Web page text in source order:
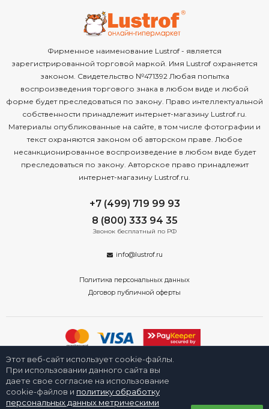
Фирменное наименование Lustrof - является
зарегистрированной торговой маркой. Имя Lustrof охраняется
законом. Свидетельство №471392 Любая попытка
воспроизведения торгового знака в любом виде и любой
форме будет преследоваться по закону. Право интеллектуальной
собственности принадлежит интернет-магазину Lustrof.ru.
Материалы опубликованные на сайте, в том числе фотографии и
текст охраняются законом об авторском праве. Любое
несанкционированное воспроизведение в любом виде будет
преследоваться по закону. Авторское право принадлежит
интернет-магазину Lustrof.ru.
+7 (499) 719 99 93
8 (800) 333 94 35
Звонок бесплатный по РФ
info@lustrof.ru
Политика персональных данных
Договор публичной оферты
2008-2026 © Интернет-магазин «Люстроф» в Екатеринбурге - приборы
освещения для дома и улицы. Все права защищены.
Этот веб-сайт использует cookie-файлы.
При использовании данного сайта вы
даете свое согласие на использование
cookie-файлов и политику обработку
персональных данных метрическими